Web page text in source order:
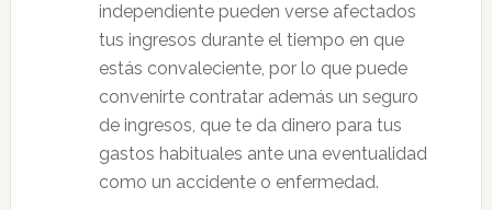
independiente pueden verse afectados
tus ingresos durante el tiempo en que
estás convaleciente, por lo que puede
convenirte contratar además un seguro
de ingresos, que te da dinero para tus
gastos habituales ante una eventualidad
como un accidente o enfermedad.